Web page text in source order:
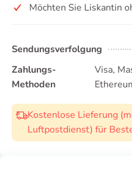
Möchten Sie Liskantin
Sendungsverfolgung
Zahlungs-
Methoden
Visa,
Kostenlose Lieferung
Luftpostdienst) für